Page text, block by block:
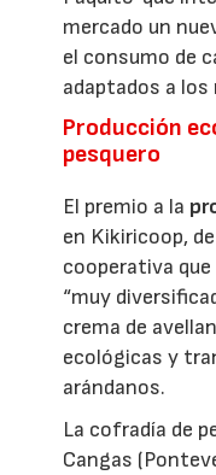
mercado un
el consumo de
adaptados a
Producción
pesquero
El premio a la
en Kikiricoop,
cooperativa
“muy
crema de
ecológicas y
arándanos.
La cofradía de
Cangas